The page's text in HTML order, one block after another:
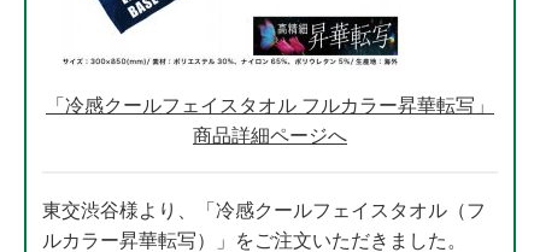
「冷感クールフェイスタオル フルカラー昇華転写」
商品詳細ページへ
東交渋谷様より、「冷感クールフェイスタオル（フ
ルカラー昇華転写）」をご注文いただきました。